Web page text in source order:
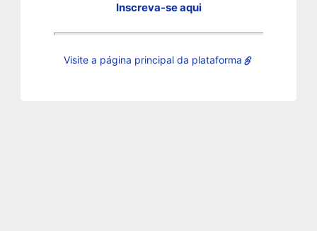
Inscreva-se aqui
Visite a página principal da plataforma